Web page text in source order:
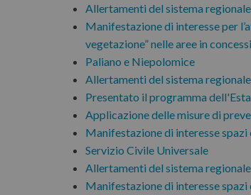
Allertamenti del sistema
Manifestazione di interesse per
vegetazione” nelle aree in
Paliano e Niepolomice
Allertamenti del sistema
Presentato il programma
Applicazione delle misure di
Manifestazione di interesse
Servizio Civile Universale
Allertamenti del sistema
Manifestazione di interesse